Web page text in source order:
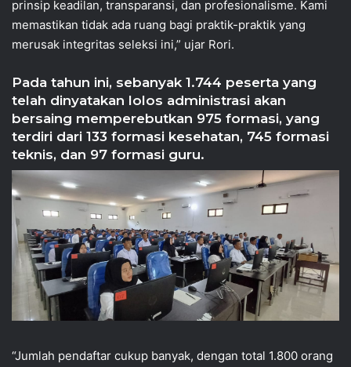
prinsip keadilan, transparansi, dan profesionalisme. Kami
memastikan tidak ada ruang bagi praktik-praktik yang
merusak integritas seleksi ini,” ujar Rori.
Pada tahun ini, sebanyak 1.744 peserta yang
telah dinyatakan lolos administrasi akan
bersaing memperebutkan 975 formasi, yang
terdiri dari 133 formasi kesehatan, 745 formasi
teknis, dan 97 formasi guru.
“Jumlah pendaftar cukup banyak, dengan total 1.800 orang